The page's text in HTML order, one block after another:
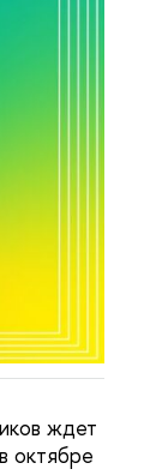
ждет
октябре